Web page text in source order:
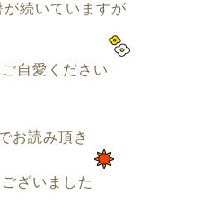
が続いていますが
自愛ください
お読み頂き
ざいました